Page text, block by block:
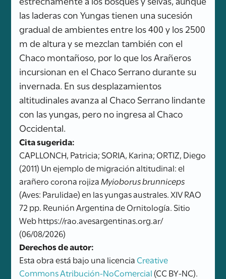
las laderas con Yungas tienen una sucesión
gradual de ambientes entre los 400 y los 2500
m de altura y se mezclan también con el
Chaco montañoso, por lo que los Arañeros
incursionan en el Chaco Serrano durante su
invernada. En sus desplazamientos
altitudinales avanza al Chaco Serrano lindante
con las yungas, pero no ingresa al Chaco
Occidental.
Cita sugerida:
CAPLLONCH, Patricia; SORIA, Karina; ORTIZ, Diego
(2011) Un ejemplo de migración altitudinal: el
arañero corona rojiza Myioborus brunniceps
(Aves: Parulidae) en las yungas australes. XIV RAO
72 pp. Reunión Argentina de Ornitología. Sitio
Web https://rao.avesargentinas.org.ar/
(06/08/2026)
Derechos de autor:
Esta obra está bajo una licencia Creative
Commons Atribución-NoComercial(CC BY-NC).